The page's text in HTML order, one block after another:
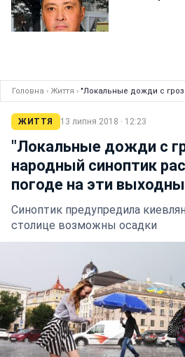
Головна › Життя › "Локальные дожди с
ЖИТТЯ 13 липня 2018 · 12:23
"Локальные дожди с
народный синоптик
погоде на эти
Синоптик предупредила
столице возможны осадки